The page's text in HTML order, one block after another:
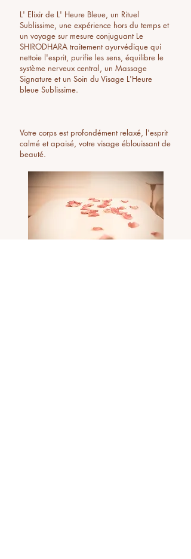
L' Elixir de L' Heure Bleue, un Rituel
Sublissime, une expérience hors du temps et
un voyage sur mesure conjuguant Le
SHIRODHARA traitement ayurvédique qui
nettoie l'esprit, purifie les sens, équilibre le
système nerveux central, un Massage
Signature et un Soin du Visage L'Heure
bleue Sublissime.
Votre corps est profondément relaxé, l'esprit
calmé et apaisé, votre visage éblouissant de
beauté.